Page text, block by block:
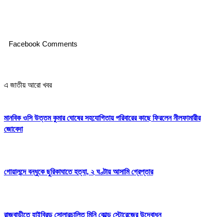
Facebook Comments
এ জাতীয় আরো খবর
মানবিক ওসি উত্তম কুমার ঘোষের সহযোগিতায় পরিবারের কাছে ফিরলেন নীলফামারীর
জোবেদা
গোয়ালন্দে বন্ধুকে ছুরিকাঘাতে হত্যা, ২ ঘণ্টায় আসামি গ্রেপ্তার
রাজবাড়ীতে হাইব্রিড সোলারচালিত মিনি কোল্ড স্টোরেজের উদ্বোধন